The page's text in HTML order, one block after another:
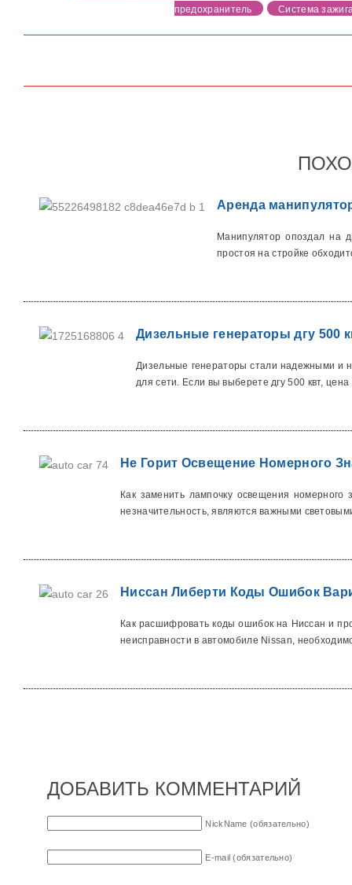
предохранитель
Система
Аренда
Манипулятор опоздал на
простоя на стройке
Дизельные генераторы дгу 500
Дизельные генераторы стали надежными и
для сети. Если вы выберете дгу 500 квт, цена
Не Горит Освещение Номерного
Как заменить лампочку освещения
незначительность, являются важными
Ниссан Либерти Коды Ошибок
Как расшифровать коды ошибок на Ниссан и
неисправности в автомобиле Nissan,
ДОБАВИТЬ КОММЕНТАРИЙ
NickName (обязательно)
E-mail (обязательно)